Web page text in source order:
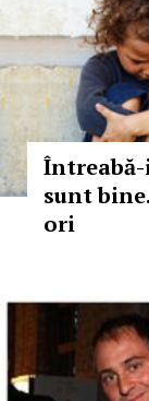
sunt
ori